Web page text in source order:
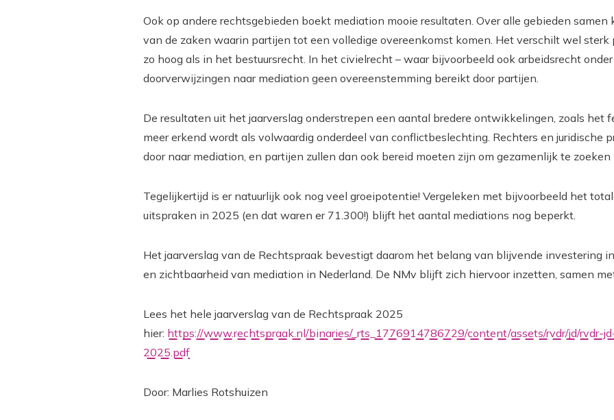
Ook op andere rechtsgebieden boekt mediation mooie resultaten. Over alle gebieden
van de zaken waarin partijen tot een volledige overeenkomst komen. Het verschilt wel sterk
zo hoog als in het bestuursrecht. In het civielrecht – waar bijvoorbeeld ook arbeidsrecht
doorverwijzingen naar mediation geen overeenstemming bereikt door partijen.
De resultaten uit het jaarverslag onderstrepen een aantal bredere ontwikkelingen, zoals het
meer erkend wordt als volwaardig onderdeel van conflictbeslechting. Rechters en juridische
door naar mediation, en partijen zullen dan ook bereid moeten zijn om gezamenlijk te zoeken
Tegelijkertijd is er natuurlijk ook nog veel groeipotentie! Vergeleken met bijvoorbeeld het
uitspraken in 2025 (en dat waren er 71.300!) blijft het aantal mediations nog beperkt.
Het jaarverslag van de Rechtspraak bevestigt daarom het belang van blijvende investering
en zichtbaarheid van mediation in Nederland. De NMv blijft zich hiervoor inzetten, samen
Lees het hele jaarverslag van de Rechtspraak 2025
hier: https://www.rechtspraak.nl/binaries/_rts_1776914786729/content/assets/rvdr/jd/rvdr-
2025.pdf
Door: Marlies Rotshuizen